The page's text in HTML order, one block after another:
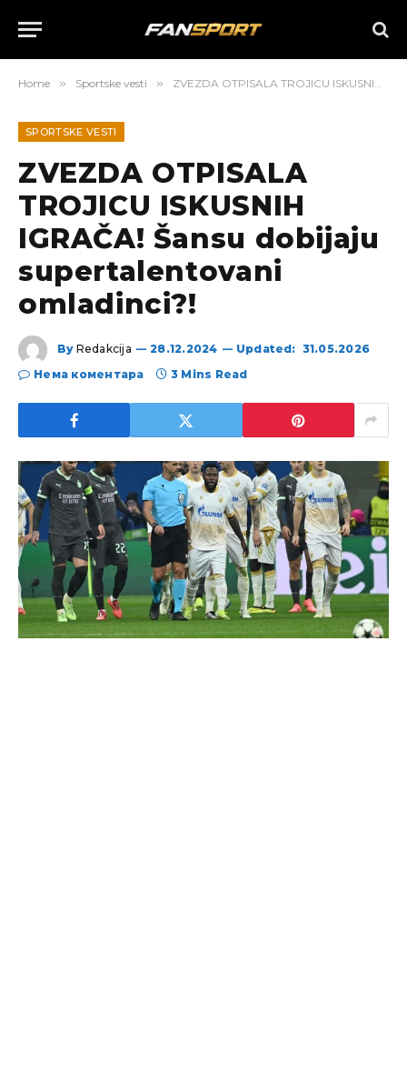
Home » Sportske vesti » ZVEZDA OTPISALA TROJICU ISKUSNIH IGRAČA! Šansu dobijaju supertalentovani omladinci?!
SPORTSKE VESTI
ZVEZDA OTPISALA
TROJICU ISKUSNIH
IGRAČA! Šansu dobijaju
supertalentovani
omladinci?!
By Redakcija 28.12.2024 Updated: 31.05.2026
Нема коментара
3 Mins Read